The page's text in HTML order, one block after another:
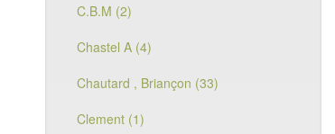
C.B.M (2)
Chastel A (4)
Chautard , Briançon (33)
Clement (1)